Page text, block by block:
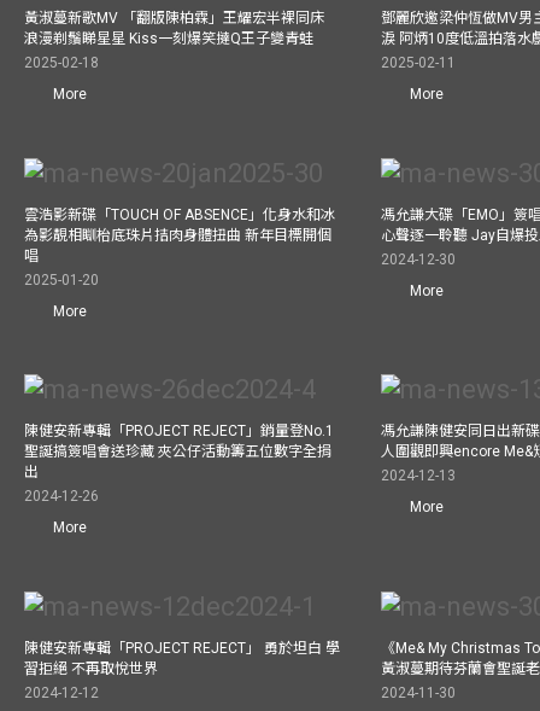
黃淑蔓新歌MV 「翻版陳柏霖」王耀宏半裸同床
浪漫剃鬚睇星星 Kiss一刻爆笑撻Q王子變青蛙
2025-02-18
More
鄧麗欣邀梁仲恆做MV男
淚 阿炳10度低溫拍落水
2025-02-11
More
雲浩影新碟「TOUCH OF ABSENCE」化身水和冰
為影靚相瞓枱底珠片拮肉身體扭曲 新年目標開個
唱
2025-01-20
More
馮允謙大碟「EMO」簽
心聲逐一聆聽 Jay自爆
2024-12-30
More
陳健安新專輯「PROJECT REJECT」銷量登No.1
聖誕搞簽唱會送珍藏 夾公仔活動籌五位數字全捐
出
2024-12-26
More
馮允謙陳健安同日出新
人圍觀即興encore Me&
2024-12-13
More
陳健安新專輯「PROJECT REJECT」 勇於坦白 學
習拒絕 不再取悅世界
2024-12-12
《Me& My Christmas
黃淑蔓期待芬蘭會聖誕
2024-11-30